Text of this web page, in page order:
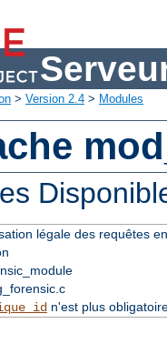
> Version 2.4 > Modules
légale des requêtes
n'est plus